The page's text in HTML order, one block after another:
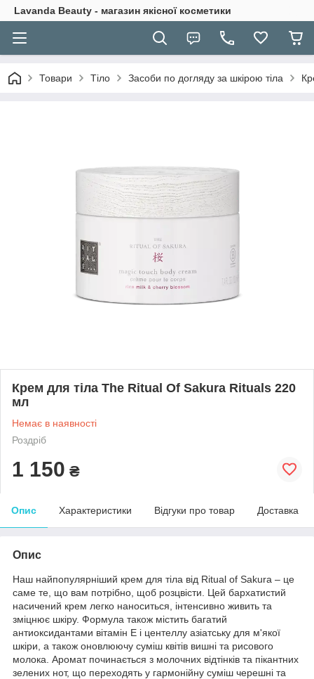
Lavanda Beauty - магазин якісної косметики
Товари Тіло Засоби по догляду за шкірою тіла
Крем для тіла The Ritual Of Sakura Rituals 220
мл
Немає в наявності
Роздріб
1 150 ₴
Опис Характеристики Відгуки про товар Доставка
Опис
Наш найпопулярніший крем для тіла від Ritual of Sakura – це
саме те, що вам потрібно, щоб розцвісти. Цей бархатистий
насичений крем легко наноситься, інтенсивно живить та
зміцнює шкіру. Формула також містить багатий
антиоксидантами вітамін Е і центеллу азіатську для м'якої
шкіри, а також оновлюючу суміш квітів вишні та рисового
молока. Аромат починається з молочних відтінків та пікантних
зелених нот, що переходять у гармонійну суміш черешні та